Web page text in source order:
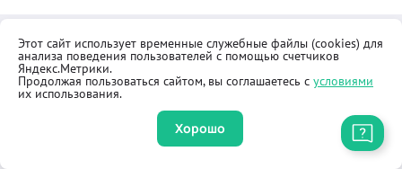
Контакты
Как купить
Общественная приёмная
Реквизиты
Оферта
Правила продажи товаров
Этот сайт использует временные служебные файлы (cookies) для
анализа поведения пользователей с помощью счетчиков
Яндекс.Метрики.
Продолжая пользоваться сайтом, вы соглашаетесь с условиями
их использования.
Хорошо